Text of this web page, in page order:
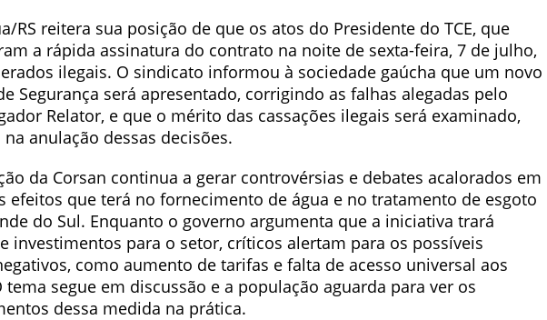
RS reitera sua posição de que os atos do Presidente do TCE, que
a rápida assinatura do contrato na noite de sexta-feira, 7 de julho,
ilegais. O sindicato informou à sociedade gaúcha que um novo
Segurança será apresentado, corrigindo as falhas alegadas pelo
Relator, e que o mérito das cassações ilegais será examinado,
anulação dessas decisões.
da Corsan continua a gerar controvérsias e debates acalorados em
efeitos que terá no fornecimento de água e no tratamento de esgoto
do Sul. Enquanto o governo argumenta que a iniciativa trará
investimentos para o setor, críticos alertam para os possíveis
como aumento de tarifas e falta de acesso universal aos
tema segue em discussão e a população aguarda para ver os
dessa medida na prática.